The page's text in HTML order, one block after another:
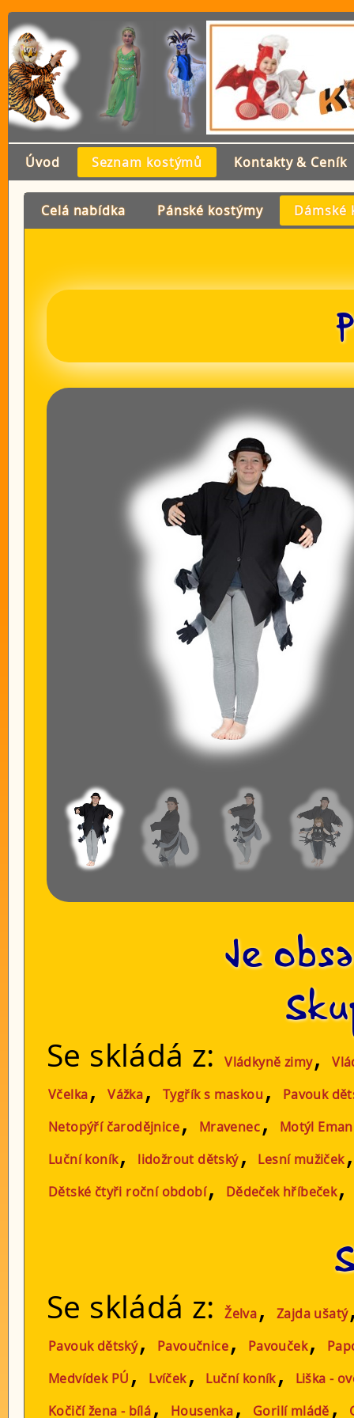
Úvod Seznam kostýmů Kontakty & Ceník
Celá nabídka Pánské kostýmy Dámské
Je
Se skládá z: Vládkyně zimy,
Včelka, Vážka, Tygřík s maskou ,
Pavouk
Netopýří čarodějnice, Mravenec,
Motýl
Luční koník, lidožrout dětský, Lesní mužiček
Dětské čtyři roční období, Dědeček hříbeček
Se skládá z: Želva, Zajda ušatý
Pavouk dětský, Pavoučnice, Pavouček,
Medvídek PÚ , Lvíček, Luční koník,
Liška -
Kočičí žena - bílá, Housenka, Gorilí mládě ,